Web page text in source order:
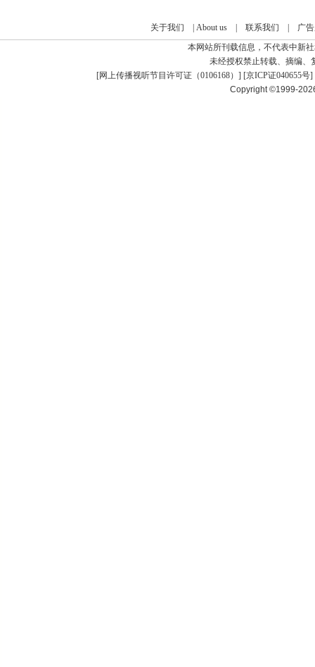
关于我们 | About us| 联系我们 |
广
本网站所刊载信息，不代表中新
未经授权禁止转载、摘编、
[网上传播视听节目许可证（0106168） ] [京ICP证040655号]
Copyright ©1999-